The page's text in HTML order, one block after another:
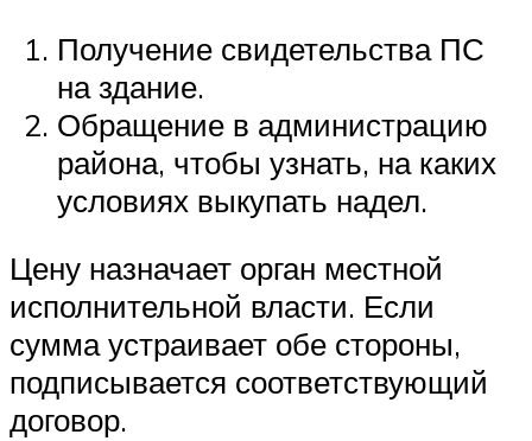
Получение свидетельства ПС
на здание.
Обращение в администрацию
района, чтобы узнать, на каких
условиях выкупать надел.
Цену назначает орган местной
исполнительной власти. Если
сумма устраивает обе стороны,
подписывается соответствующий
договор.